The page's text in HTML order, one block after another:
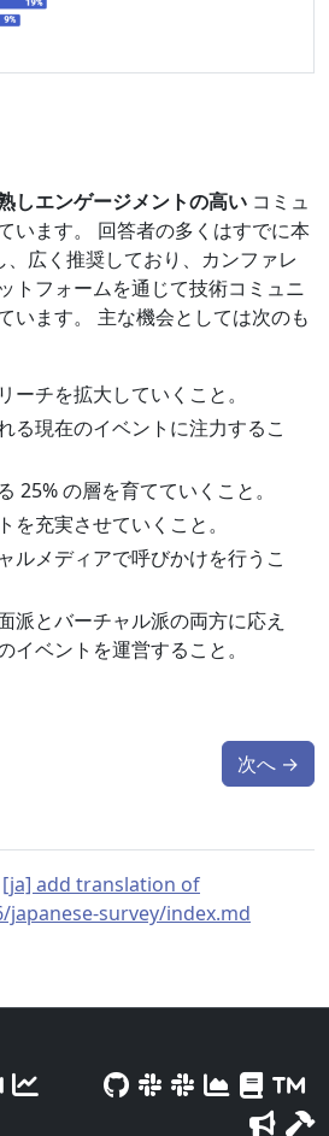
しエンゲージメントの高い コミュ
います。 回答者の多くはすでに本
広く推奨しており、カンファレ
トフォームを通じて技術コミュニ
います。 主な機会としては次のも
ーチを拡大していくこと。
る現在のイベントに注力するこ
25% の層を育てていくこと。
を充実させていくこと。
ルメディアで呼びかけを行うこ
派とバーチャル派の両方に応え
イベントを運営すること。
次へ →
[ja] add translation of
survey/index.md